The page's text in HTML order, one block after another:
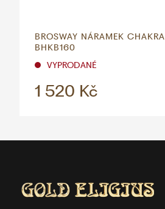
BROSWAY NÁRAMEK CHAKRA
BHKB160
VYPRODANÉ
1 520 Kč